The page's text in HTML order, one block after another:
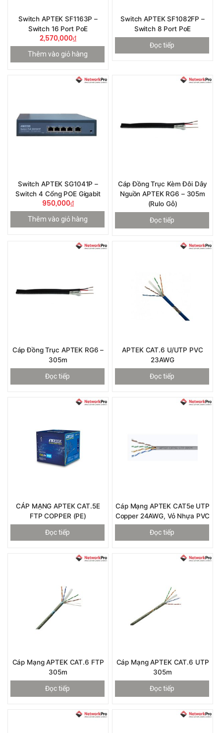
Switch APTEK SF1163P –
Switch 16 Port PoE
2,570,000₫
Thêm vào giỏ hàng
Switch APTEK SF1082FP –
Switch 8 Port PoE
Đọc tiếp
Switch APTEK SG1041P –
Switch 4 Cổng POE Gigabit
950,000₫
Thêm vào giỏ hàng
Cáp Đồng Trục Kèm Đôi Dây
Nguồn APTEK RG6 – 305m
(rulo Gỗ)
Đọc tiếp
Cáp Đồng Trục APTEK RG6 –
305m
Đọc tiếp
APTEK CAT.6 U/UTP PVC
23AWG
Đọc tiếp
CÁP MẠNG APTEK CAT.5E
FTP COPPER (PE)
Đọc tiếp
Cáp Mạng APTEK CAT5e UTP
Copper 24AWG, Vỏ Nhựa PVC
Đọc tiếp
Cáp Mạng APTEK CAT.6 FTP
305m
Đọc tiếp
Cáp Mạng APTEK CAT.6 UTP
305m
Đọc tiếp